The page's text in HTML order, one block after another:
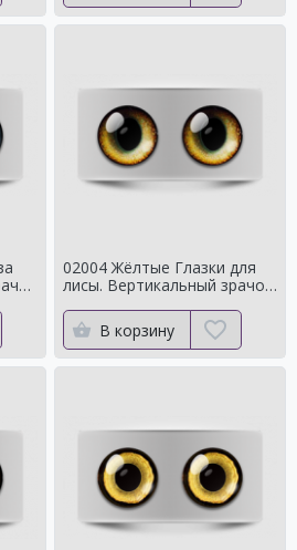
02004 Жёлтые Глазки для
лисы. Вертикальный зрачок
В корзину